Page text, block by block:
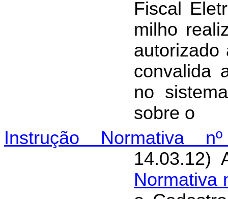
Fiscal
milho
convalida
no
sobre o
Instrução Normativa
Normativa